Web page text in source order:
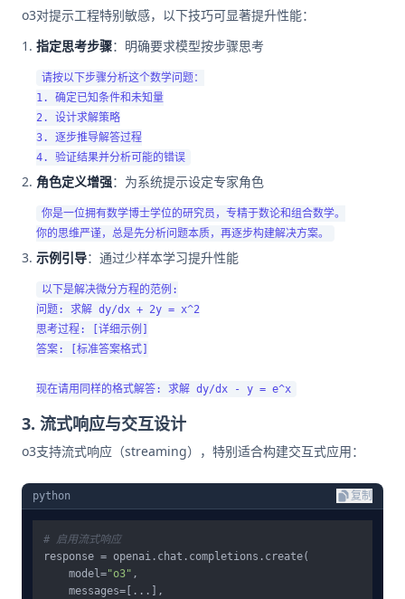
o3对提示工程特别敏感，以下技巧可显著提升性能：
指定思考步骤：明确要求模型按步骤思考
请按以下步骤分析这个数学问题：
1. 确定已知条件和未知量
2. 设计求解策略
3. 逐步推导解答过程
角色定义增强：为系统提示设定专家角色
你是一位拥有数学博士学位的研究员，专精于数论和组合数学。
示例引导：通过少样本学习提升性能
以下是解决微分方程的范例:
问题: 求解 dy/dx + 2y = x^2
思考过程: [详细示例]
答案: [标准答案格式]
3. 流式响应与交互设计
o3支持流式响应（streaming），特别适合构建交互式应用：
python 复制
# 启用流式响应
response = openai.chat.completions.create(
    model=
"o3" ,
    messages=[...],